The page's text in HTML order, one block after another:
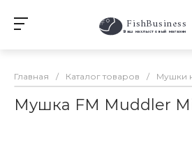
FishBusiness
Ваш нахлыстовый магазин
Главная / Каталог товаров / Мушки
Мушка FM Muddler